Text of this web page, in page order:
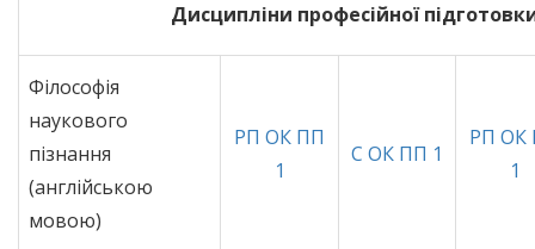
Дисципліни професійної
Філософія
наукового
пізнання
(англійською
мовою)
РП ОК ПП
1
С ОК ПП 1
РП ОК
1